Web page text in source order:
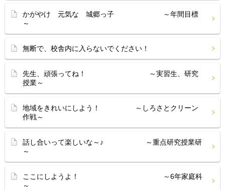
かがやけ 元気な 城郷っ子 ～年間目標
～
無断で、校舎内に入らないでください！
先生、頑張ってね！ ～実習生、研究
授業～
地域をきれいにしよう！ ～しろさとクリーン
作戦～
話し合いって楽しいな～♪ ～重点研究授業研
～
ここにしようよ！ ～6年家庭科
～